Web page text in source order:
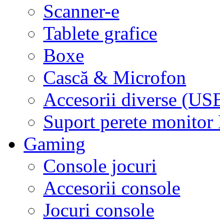
Scanner-e
Tablete grafice
Boxe
Cască & Microfon
Accesorii diverse
Suport perete
Gaming
Console jocuri
Accesorii console
Jocuri console